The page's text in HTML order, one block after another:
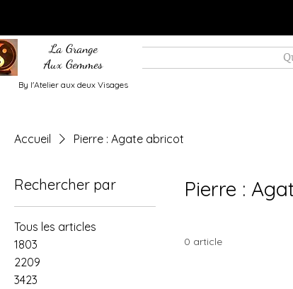
La Grange
Aux Gemmes
By l'Atelier aux deux Visages
Accueil Pierre : Agate abricot
Rechercher par
Tous les articles
1803
2209
3423
Pierre :
0 article